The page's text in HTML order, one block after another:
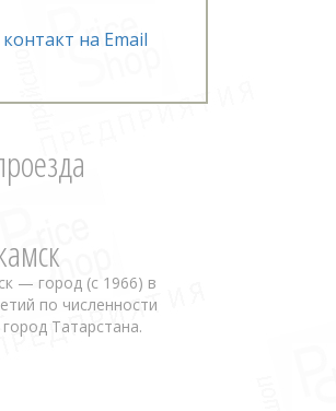
на Email
— город (с 1966) в
по численности
Татарстана.